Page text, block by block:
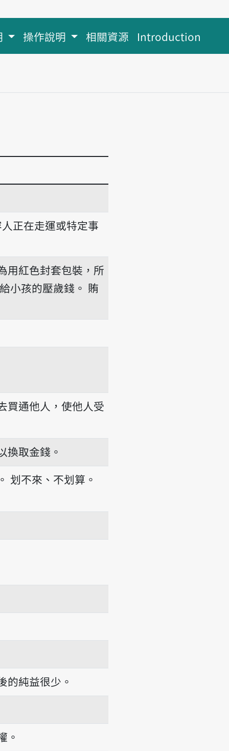
操作說明 相關資源 Introduction
正在走運或特定事
用紅色封套包裝，所
小孩的壓歲錢。 賄
買通他人，使他人受
換取金錢。
划不來、不划算。
的純益很少。
。